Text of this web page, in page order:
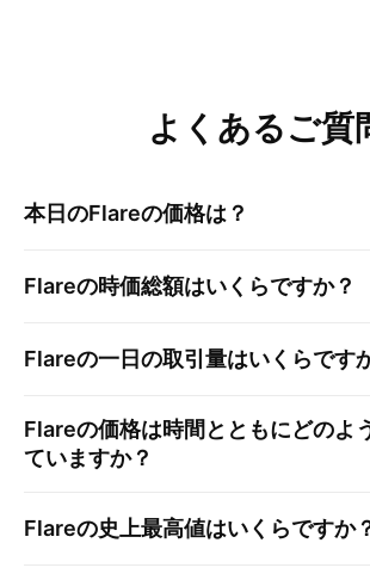
よくあるご質
本日のFlareの価格は？
Flareの時価総額はいくらですか？
Flareの一日の取引量はいくらです
Flareの価格は時間とともにどのよ
ていますか？
Flareの史上最高値はいくらですか